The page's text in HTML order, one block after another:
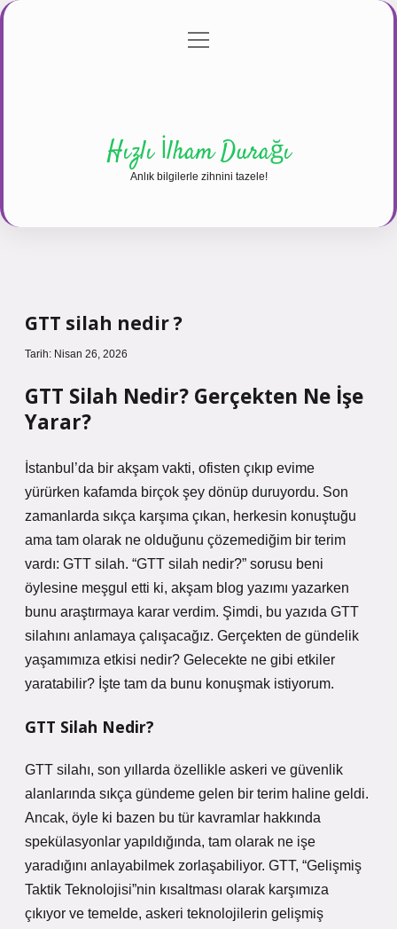
Gizlilik Politikası
menüyü
Hızlı İlham Durağı
Anlık bilgilerle zihnini tazele!
GTT silah nedir ?
Tarih: Nisan 26, 2026
GTT Silah Nedir? Gerçekten Ne İşe
Yarar?
İstanbul’da bir akşam vakti, ofisten çıkıp evime
yürürken kafamda birçok şey dönüp duruyordu. Son
zamanlarda sıkça karşıma çıkan, herkesin konuştuğu
ama tam olarak ne olduğunu çözemediğim bir terim
vardı: GTT silah. “GTT silah nedir?” sorusu beni
öylesine meşgul etti ki, akşam blog yazımı yazarken
bunu araştırmaya karar verdim. Şimdi, bu yazıda GTT
silahını anlamaya çalışacağız. Gerçekten de gündelik
yaşamımıza etkisi nedir? Gelecekte ne gibi etkiler
yaratabilir? İşte tam da bunu konuşmak istiyorum.
GTT Silah Nedir?
GTT silahı, son yıllarda özellikle askeri ve güvenlik
alanlarında sıkça gündeme gelen bir terim haline geldi.
Ancak, öyle ki bazen bu tür kavramlar hakkında
spekülasyonlar yapıldığında, tam olarak ne işe
yaradığını anlayabilmek zorlaşabiliyor. GTT, “Gelişmiş
Taktik Teknolojisi”nin kısaltması olarak karşımıza
çıkıyor ve temelde, askeri teknolojilerin gelişmiş